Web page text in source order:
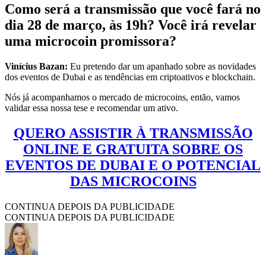
Como será a transmissão que você fará no
dia 28 de março, às 19h? Você irá revelar
uma microcoin promissora?
Vinícius Bazan: Eu pretendo dar um apanhado sobre as novidades
dos eventos de Dubai e as tendências em criptoativos e blockchain.
Nós já acompanhamos o mercado de microcoins, então, vamos
validar essa nossa tese e recomendar um ativo.
QUERO ASSISTIR À TRANSMISSÃO
ONLINE E GRATUITA SOBRE OS
EVENTOS DE DUBAI E O POTENCIAL
DAS MICROCOINS
CONTINUA DEPOIS DA PUBLICIDADE
CONTINUA DEPOIS DA PUBLICIDADE